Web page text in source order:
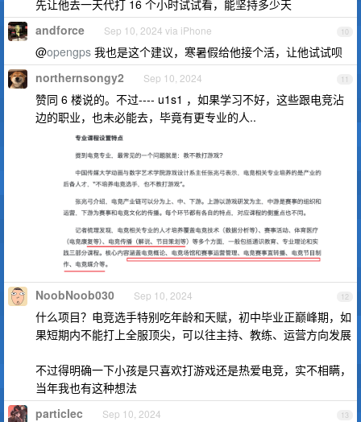
先让他去一天代打 16 个小时试试看，能坚持多少天
10
andforce Sep 10, 2024 via iPhone
@opengps 我也是这个建议，寒暑假给他接个活，让他试试呗
11
northernsongy2 Sep 10, 2024
赞同 6 楼说的。不过---- u1s1 ，如果学习不好，这些跟电竞沾
边的职业，也未必能去，毕竟有更专业的人..
12
NoobNoob030 Sep 10, 2024
什么项目？电竞选手特别吃年龄和天赋，初中毕业正巅峰期，如
果短期内不能打上全服顶尖，可以往主持、教练、运营方向发展
不过得明确一下小孩是只喜欢打游戏还是热爱电竞，实不相瞒，
当年我也有这种想法
13
particlec Sep 10, 2024